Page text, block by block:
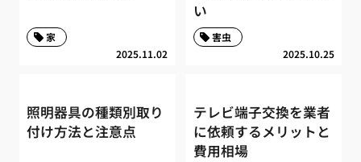
2025.11.02
家
い
2025.10.25
害虫
照明器具の種類別取り
付け方法と注意点
テレビ端子交換を業者
に依頼するメリットと
費用相場